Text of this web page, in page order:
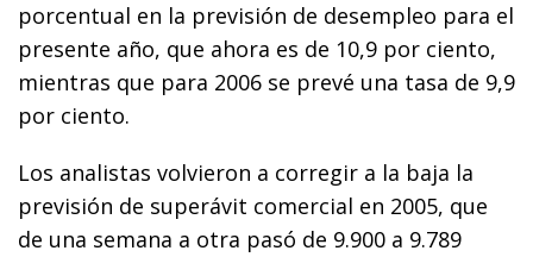
porcentual en la previsión de desempleo para el
presente año, que ahora es de 10,9 por ciento,
mientras que para 2006 se prevé una tasa de 9,9
por ciento.
Los analistas volvieron a corregir a la baja la
previsión de superávit comercial en 2005, que
de una semana a otra pasó de 9.900 a 9.789